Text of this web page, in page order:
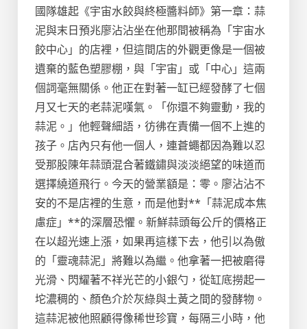
國隊雄起《宇宙水餃與終極醬料師》第一章：蒜
泥與末日預兆廖沾沾坐在他那間被稱為「宇宙水
餃中心」的店裡，但這間店的外觀更像是一個被
遺棄的藍色塑膠棚，與「宇宙」或「中心」這兩
個詞毫無關係。他正在對著一缸已經發酵了七個
月又七天的老蒜泥嘆氣。「你還不夠靈動，我的
蒜泥。」他輕聲細語，彷彿在責備一個不上進的
孩子。店內只有他一個人，連蒼蠅都因為難以忍
受那股陳年蒜頭混合著鐵鏽與淡淡絕望的味道而
選擇繞道飛行。今天的營業額是：零。廖沾沾不
安的不是店裡的生意，而是他對**「蒜泥成本焦
慮症」**的深層恐懼。新鮮蒜頭每公斤的價格正
在以超光速上漲，如果再這樣下去，他引以為傲
的「靈魂蒜泥」將難以為繼。他拿著一把被磨得
光滑、閃耀著不祥光芒的小銀勺，從缸底撈起一
坨濃稠的、顏色介於灰綠與土黃之間的發酵物。
這蒜泥被他照顧得像稀世珍寶，每隔三小時，他